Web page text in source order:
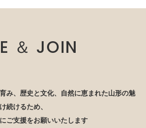
＆ JOIN
み、歴史と文化、自然に恵まれた山形の魅
続けるため、
ご支援をお願いいたします